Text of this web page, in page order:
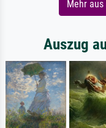
Mehr
Auszug